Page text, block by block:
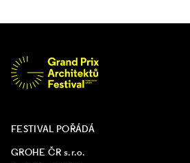
FESTIVAL POŘÁDÁ
GROHE ČR s.r.o.